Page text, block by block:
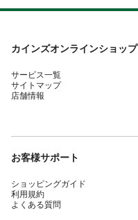
カインズオンラインショップ
サービス一覧
サイトマップ
店舗情報
お客様サポート
ショッピングガイド
利用規約
よくある質問